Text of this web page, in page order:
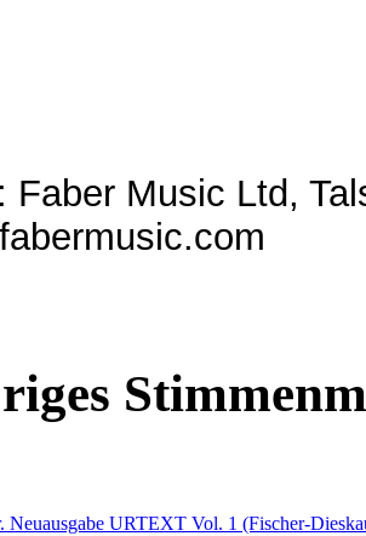
Faber Music Ltd,
Neuausgabe URTEXT Vol. 1 (Fischer-